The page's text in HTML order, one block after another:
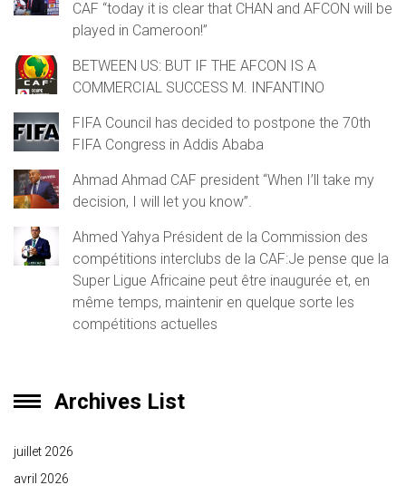
CAF “today it is clear that CHAN and AFCON will be
played in Cameroon!”
BETWEEN US: BUT IF THE AFCON IS A
COMMERCIAL SUCCESS M. INFANTINO
FIFA Council has decided to postpone the 70th
FIFA Congress in Addis Ababa
Ahmad Ahmad CAF president “When I’ll take my
decision, I will let you know”.
Ahmed Yahya Président de la Commission des
compétitions interclubs de la CAF:Je pense que la
Super Ligue Africaine peut être inaugurée et, en
même temps, maintenir en quelque sorte les
compétitions actuelles
Archives List
juillet 2026
avril 2026